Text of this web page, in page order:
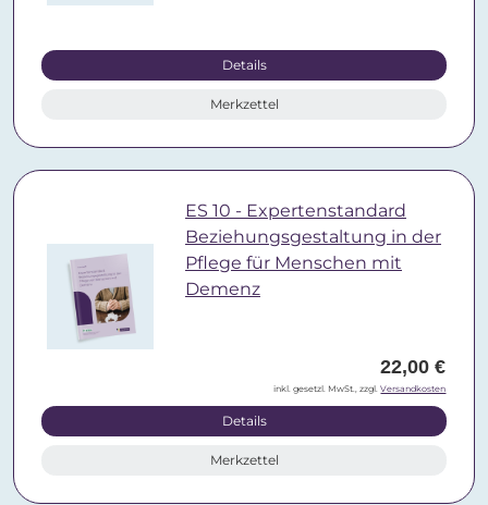
Details
Merkzettel
ES 10 - Expertenstandard
Beziehungsgestaltung in der
Pflege für Menschen mit
Demenz
22,00 €
inkl. gesetzl. MwSt., zzgl.Versandkosten
Details
Merkzettel